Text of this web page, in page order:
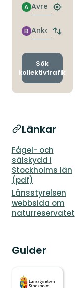
Avresa
A
Hitta
Ankomst
B
Byt
och
Sök
kollektivtrafik
Länkar
Fågel- och
sälskydd i
Stockholms län
(pdf)
Länsstyrelsen
webbsida om
naturreservatet
Guider